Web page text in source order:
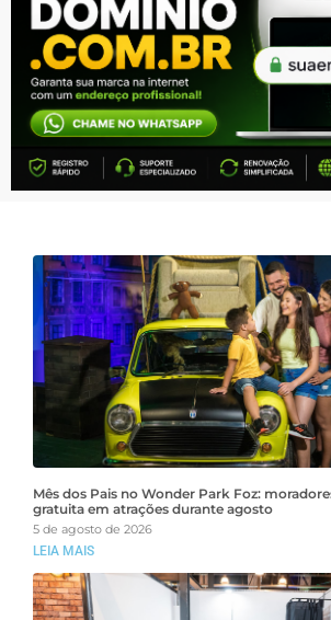
Mês dos Pais no Wonder Park Foz:
gratuita em atrações durante agosto
5 de agosto de 2026
LEIA MAIS